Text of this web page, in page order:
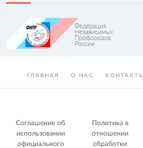
ГЛАВНАЯ О НАС КОНТАКТЫ
Соглашение об
использовании
официального
Политика в
отношении
обработки